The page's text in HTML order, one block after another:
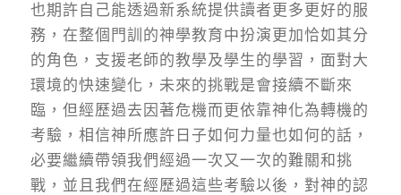
也期許自己能透過新系統提供讀者更多更好的服
務，在整個門訓的神學教育中扮演更加恰如其分
的角色，支援老師的教學及學生的學習，面對大
環境的快速變化，未來的挑戰是會接續不斷來
臨，但經歷過去因著危機而更依靠神化為轉機的
考驗，相信神所應許日子如何力量也如何的話，
必要繼續帶領我們經過一次又一次的難關和挑
戰，並且我們在經歷過這些考驗以後，對神的認